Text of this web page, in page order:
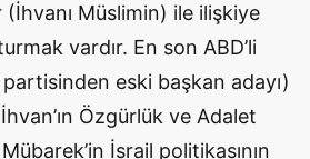
Müslimin) ile ilişkiye
vardır. En son ABD’li
partisinden eski başkan adayı)
Özgürlük ve Adalet
İsrail politikasının